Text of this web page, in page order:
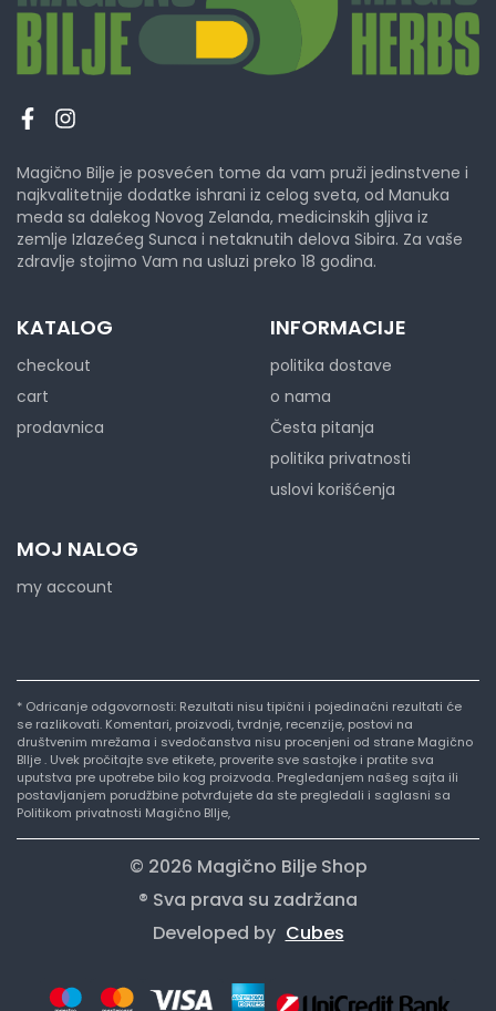
Magično Bilje je posvećen tome da vam pruži jedinstvene i
najkvalitetnije dodatke ishrani iz celog sveta, od Manuka
meda sa dalekog Novog Zelanda, medicinskih gljiva iz
zemlje Izlazećeg Sunca i netaknutih delova Sibira. Za vaše
zdravlje stojimo Vam na usluzi preko 18 godina.
KATALOG
checkout
cart
prodavnica
INFORMACIJE
politika dostave
o nama
Česta pitanja
politika privatnosti
uslovi korišćenja
MOJ NALOG
my account
* Odricanje odgovornosti: Rezultati nisu tipični i pojedinačni rezultati će
se razlikovati. Komentari, proizvodi, tvrdnje, recenzije, postovi na
društvenim mrežama i svedočanstva nisu procenjeni od strane Magično
BIlje . Uvek pročitajte sve etikete, proverite sve sastojke i pratite sva
uputstva pre upotrebe bilo kog proizvoda. Pregledanjem našeg sajta ili
postavljanjem porudžbine potvrđujete da ste pregledali i saglasni sa
Politikom privatnosti Magično BIlje,
© 2026 Magično Bilje Shop
® Sva prava su zadržana
Developed by Cubes